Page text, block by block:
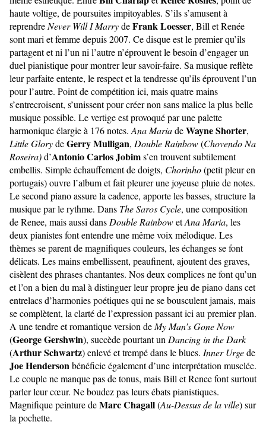
haute voltige, de poursuites impitoyables. S’ils s’amusent à
reprendre Never Will I MarrydeFrank Loesser, Bill et Renée
sont mari et femme depuis 2007. Ce disque est le premier qu’ils
partagent et ni l’un ni l’autre n’éprouvent le besoin d’engager un
duel pianistique pour montrer leur savoir-faire. Sa musique reflète
leur parfaite entente, le respect et la tendresse qu’ils éprouvent l’un
pour l’autre. Point de compétition ici, mais quatre mains
s’entrecroisent, s’unissent pour créer non sans malice la plus belle
musique possible. Le vertige est provoqué par une palette
harmonique élargie à 176 notes. Ana MariadeWayne Shorter,
Little GlorydeGerry Mulligan, Double Rainbow(Chovendo Na
Roseira)d’Antonio Carlos Jobims’en trouvent subtilement
embellis. Simple échauffement de doigts, Chorinho(petit pleur en
portugais) ouvre l’album et fait pleurer une joyeuse pluie de notes.
Le second piano assure la cadence, apporte les basses, structure la
musique par le rythme. Dans The Saros Cycle, une composition
de Renee, mais aussi dans Double RainbowetAna Maria, les
deux pianistes font entendre une même voix mélodique. Les
thèmes se parent de magnifiques couleurs, les échanges se font
délicats. Les mains embellissent, peaufinent, ajoutent des graves,
cisèlent des phrases chantantes. Nos deux complices ne font qu’un
et l’on a bien du mal à distinguer leur propre jeu de piano dans cet
entrelacs d’harmonies poétiques qui ne se bousculent jamais, mais
se complètent, la clarté de l’expression passant ici au premier plan.
A une tendre et romantique version de My Man’s Gone Now
(George Gershwin), succède pourtant un Dancing in the Dark
(Arthur Schwartz) enlevé et trempé dans le blues. Inner Urgede
Joe Hendersonbénéficie également d’une interprétation musclée.
Le couple ne manque pas de tonus, mais Bill et Renee font surtout
parler leur cœur. Ne boudez pas leurs ébats pianistiques.
Magnifique peinture deMarc Chagall(Au-Dessus de la ville) sur
la pochette.